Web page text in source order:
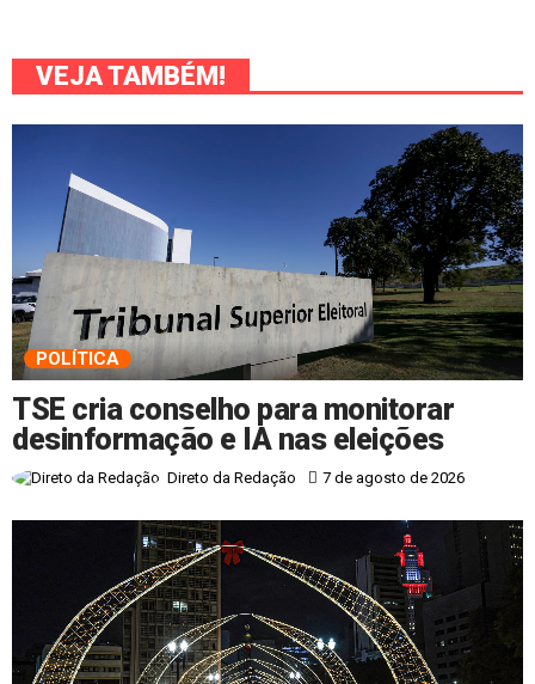
VEJA TAMBÉM!
POLÍTICA
TSE cria conselho para monitorar
desinformação e IA nas eleições
Direto da Redação 7 de agosto de 2026